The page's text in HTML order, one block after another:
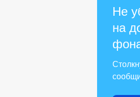
Не
на